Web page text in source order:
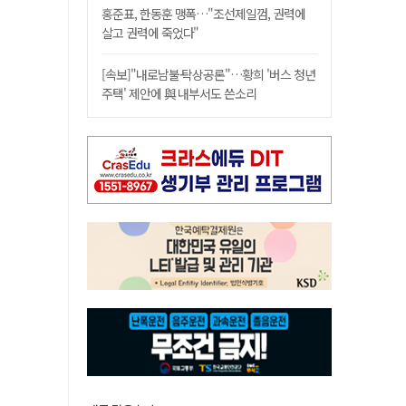
홍준표, 한동훈 맹폭…"조선제일껌, 권력에
살고 권력에 죽었다"
[속보]"내로남불·탁상공론"…황희 '버스 청년
주택' 제안에 與 내부서도 쓴소리